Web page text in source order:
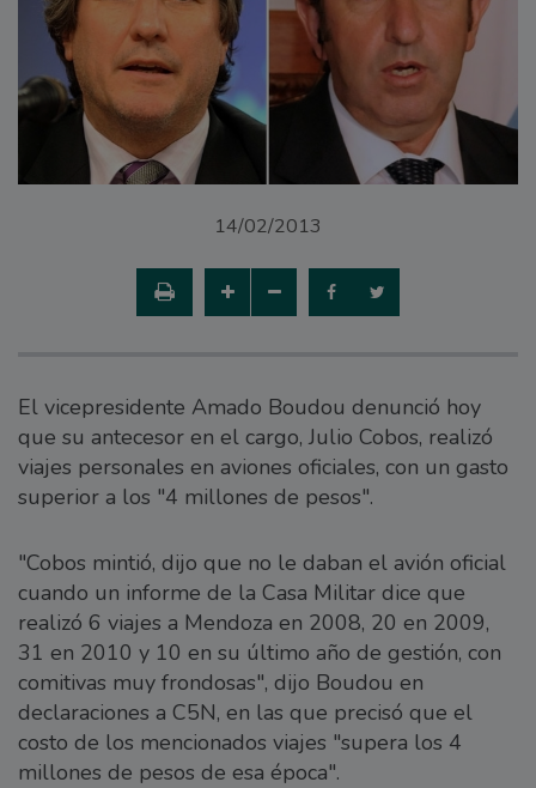
14/02/2013
El vicepresidente Amado Boudou denunció hoy
que su antecesor en el cargo, Julio Cobos, realizó
viajes personales en aviones oficiales, con un gasto
superior a los "4 millones de pesos".
"Cobos mintió, dijo que no le daban el avión oficial
cuando un informe de la Casa Militar dice que
realizó 6 viajes a Mendoza en 2008, 20 en 2009,
31 en 2010 y 10 en su último año de gestión, con
comitivas muy frondosas", dijo Boudou en
declaraciones a C5N, en las que precisó que el
costo de los mencionados viajes "supera los 4
millones de pesos de esa época".